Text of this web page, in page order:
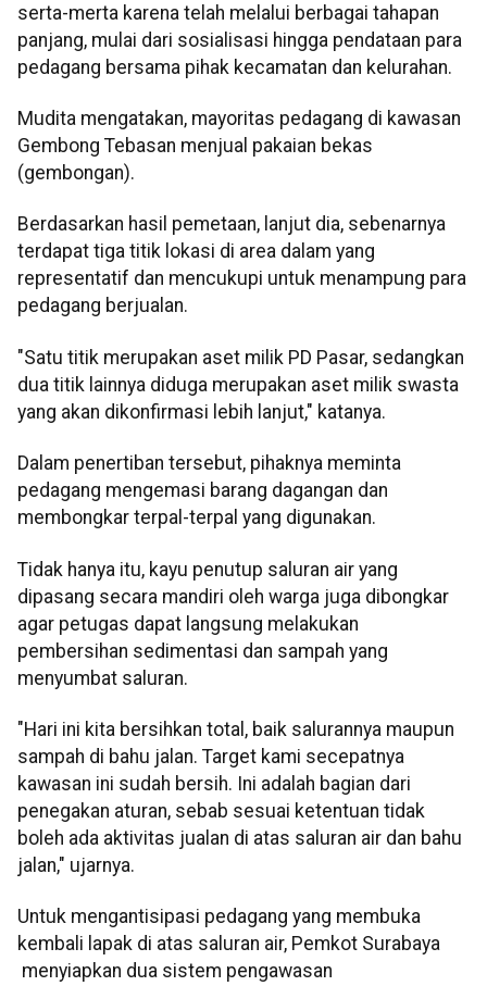
serta-merta karena telah melalui berbagai tahapan
panjang, mulai dari sosialisasi hingga pendataan para
pedagang bersama pihak kecamatan dan kelurahan.
Mudita mengatakan, mayoritas pedagang di kawasan
Gembong Tebasan menjual pakaian bekas
(gembongan).
Berdasarkan hasil pemetaan, lanjut dia, sebenarnya
terdapat tiga titik lokasi di area dalam yang
representatif dan mencukupi untuk menampung para
pedagang berjualan.
"Satu titik merupakan aset milik PD Pasar, sedangkan
dua titik lainnya diduga merupakan aset milik swasta
yang akan dikonfirmasi lebih lanjut," katanya.
Dalam penertiban tersebut, pihaknya meminta
pedagang mengemasi barang dagangan dan
membongkar terpal-terpal yang digunakan.
Tidak hanya itu, kayu penutup saluran air yang
dipasang secara mandiri oleh warga juga dibongkar
agar petugas dapat langsung melakukan
pembersihan sedimentasi dan sampah yang
menyumbat saluran.
"Hari ini kita bersihkan total, baik salurannya maupun
sampah di bahu jalan. Target kami secepatnya
kawasan ini sudah bersih. Ini adalah bagian dari
penegakan aturan, sebab sesuai ketentuan tidak
boleh ada aktivitas jualan di atas saluran air dan bahu
jalan," ujarnya.
Untuk mengantisipasi pedagang yang membuka
kembali lapak di atas saluran air, Pemkot Surabaya
menyiapkan dua sistem pengawasan